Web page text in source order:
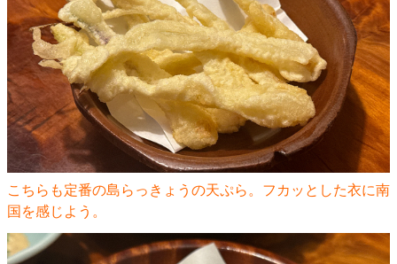
こちらも定番の島らっきょうの天ぷら。フカッとした衣に南
国を感じよう。